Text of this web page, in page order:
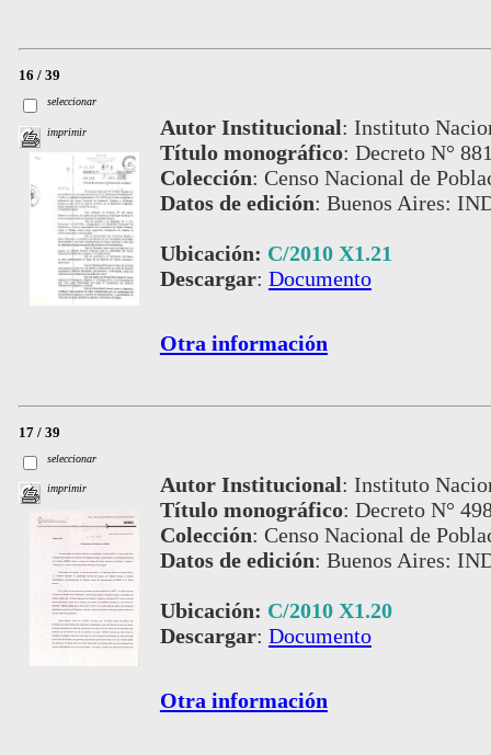
16 / 39
seleccionar
imprimir Autor Institucional: Instituto
Título monográfico: Decreto N°
Colección: Censo Nacional de
Datos de edición: Buenos Aires:
Ubicación: C/2010 X1.21
Descargar: Documento
Otra información
17 / 39
seleccionar
imprimir Autor Institucional: Instituto
Título monográfico: Decreto N°
Colección: Censo Nacional de
Datos de edición: Buenos Aires:
Ubicación: C/2010 X1.20
Descargar: Documento
Otra información